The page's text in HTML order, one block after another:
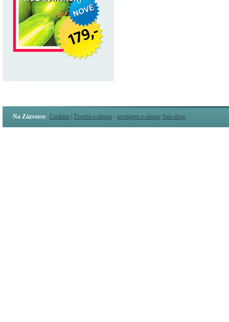
Na Zázvorce Cookies Tvorba e-shopu - pronájem e-shopu Sun-shop